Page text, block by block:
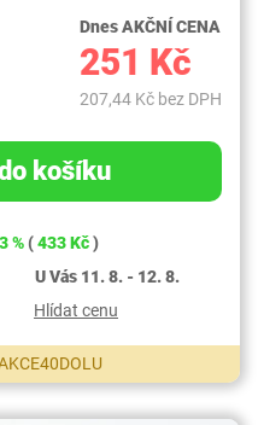
Dnes AKČNÍ CENA
251 Kč
207,44 Kč bez DPH
košíku
%(433 Kč)
U Vás 11. 8. - 12. 8.
Hlídat cenu